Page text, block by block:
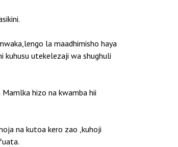
la maadhimisho haya
kuhusu utekelezaji wa shughuli
hizo na kwamba hii
na kutoa kero zao ,kuhoji